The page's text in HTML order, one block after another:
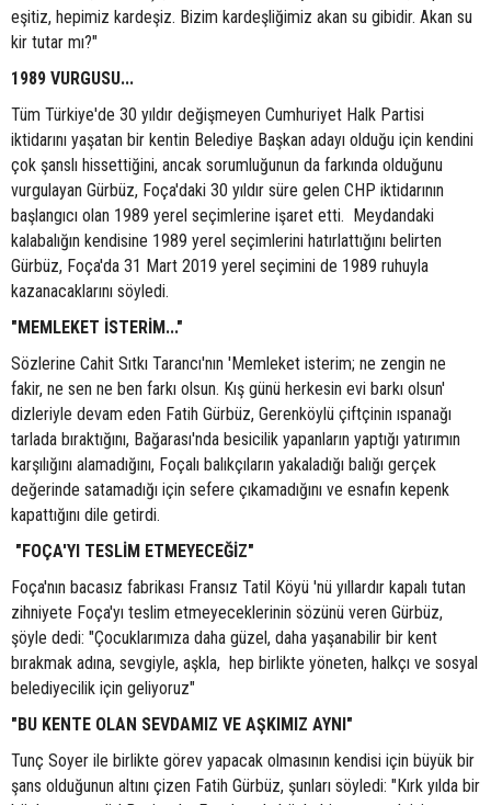
eşitiz, hepimiz kardeşiz. Bizim kardeşliğimiz akan su gibidir. Akan su
kir tutar mı?"
1989 VURGUSU...
Tüm Türkiye'de 30 yıldır değişmeyen Cumhuriyet Halk Partisi
iktidarını yaşatan bir kentin Belediye Başkan adayı olduğu için kendini
çok şanslı hissettiğini, ancak sorumluğunun da farkında olduğunu
vurgulayan Gürbüz, Foça'daki 30 yıldır süre gelen CHP iktidarının
başlangıcı olan 1989 yerel seçimlerine işaret etti. Meydandaki
kalabalığın kendisine 1989 yerel seçimlerini hatırlattığını belirten
Gürbüz, Foça'da 31 Mart 2019 yerel seçimini de 1989 ruhuyla
kazanacaklarını söyledi.
"MEMLEKET İSTERİM..."
Sözlerine Cahit Sıtkı Tarancı'nın 'Memleket isterim; ne zengin ne
fakir, ne sen ne ben farkı olsun. Kış günü herkesin evi barkı olsun'
dizleriyle devam eden Fatih Gürbüz, Gerenköylü çiftçinin ıspanağı
tarlada bıraktığını, Bağarası'nda besicilik yapanların yaptığı yatırımın
karşılığını alamadığını, Foçalı balıkçıların yakaladığı balığı gerçek
değerinde satamadığı için sefere çıkamadığını ve esnafın kepenk
kapattığını dile getirdi.
"FOÇA'YI TESLİM ETMEYECEĞİZ"
Foça'nın bacasız fabrikası Fransız Tatil Köyü 'nü yıllardır kapalı tutan
zihniyete Foça'yı teslim etmeyeceklerinin sözünü veren Gürbüz,
şöyle dedi: "Çocuklarımıza daha güzel, daha yaşanabilir bir kent
bırakmak adına, sevgiyle, aşkla, hep birlikte yöneten, halkçı ve sosyal
belediyecilik için geliyoruz"
"BU KENTE OLAN SEVDAMIZ VE AŞKIMIZ AYNI"
Tunç Soyer ile birlikte görev yapacak olmasının kendisi için büyük bir
şans olduğunun altını çizen Fatih Gürbüz, şunları söyledi: "Kırk yılda bir